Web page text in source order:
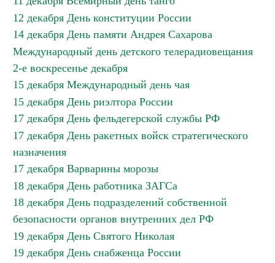
12 декабря День конституции России
14 декабря День памяти Андрея Сахарова
Международный день детского телерадиовещания
2-е воскресенье декабря
15 декабря Международный день чая
15 декабря День риэлтора России
17 декабря День фельдегерской службы РФ
17 декабря День ракетных войск стратегического
назначения
17 декабря Варварины морозы
18 декабря День работника ЗАГСа
18 декабря День подразделений собственной
безопасности органов внутренних дел РФ
19 декабря День Святого Николая
19 декабря День снабженца России